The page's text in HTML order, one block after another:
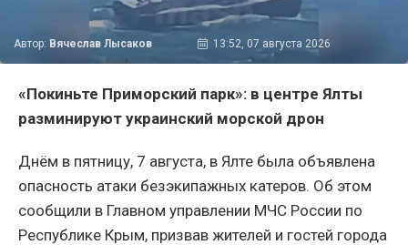
Автор: Вячеслав Лысаков 13:52, 07 августа 2026
«Покиньте Приморский парк»: в центре Ялты
разминируют украинский морской дрон
Днём в пятницу, 7 августа, в Ялте была объявлена
опасность атаки безэкипажных катеров. Об этом
сообщили в Главном управлении МЧС России по
Республике Крым, призвав жителей и гостей города